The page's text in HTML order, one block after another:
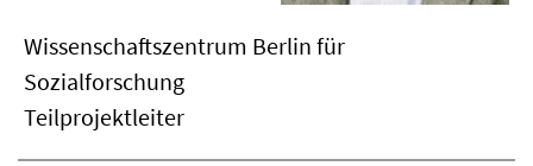
Wissenschaftszentrum Berlin für
Sozialforschung
Teilprojektleiter